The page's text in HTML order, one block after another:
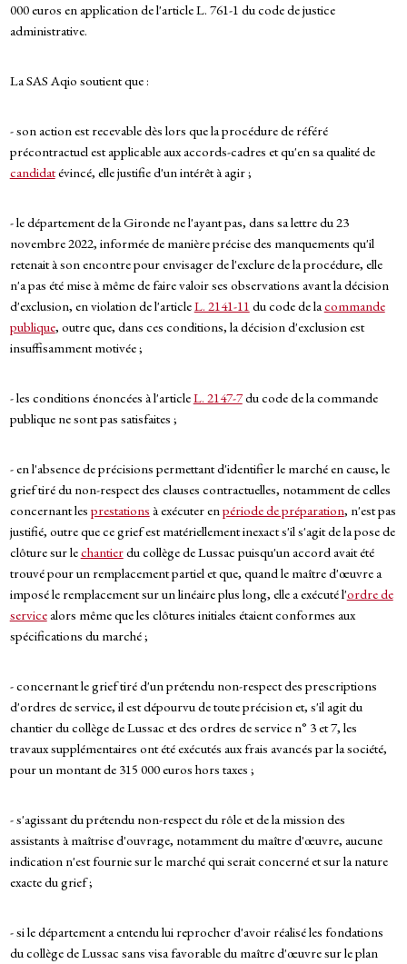
000 euros en application de l'article L. 761-1 du code de justice
administrative.
La SAS Aqio soutient que :
- son action est recevable dès lors que la procédure de référé
précontractuel est applicable aux accords-cadres et qu'en sa qualité de
candidatévincé, elle justifie d'un intérêt à agir ;
- le département de la Gironde ne l'ayant pas, dans sa lettre du 23
novembre 2022, informée de manière précise des manquements qu'il
retenait à son encontre pour envisager de l'exclure de la procédure, elle
n'a pas été mise à même de faire valoir ses observations avant la décision
d'exclusion, en violation de l'articleL. 2141-11 du code de lacommande
publique, outre que, dans ces conditions, la décision d'exclusion est
insuffisamment motivée ;
- les conditions énoncées à l'articleL. 2147-7du code de la commande
publique ne sont pas satisfaites ;
- en l'absence de précisions permettant d'identifier le marché en cause, le
grief tiré du non-respect des clauses contractuelles, notamment de celles
concernant les prestations à exécuter enpériode de préparation, n'est pas
justifié, outre que ce grief est matériellement inexact s'il s'agit de la pose de
clôture sur lechantierdu collège de Lussac puisqu'un accord avait été
trouvé pour un remplacement partiel et que, quand le maître d'œuvre a
imposé le remplacement sur un linéaire plus long, elle a exécuté l'ordre de
servicealors même que les clôtures initiales étaient conformes aux
spécifications du marché ;
- concernant le grief tiré d'un prétendu non-respect des prescriptions
d'ordres de service, il est dépourvu de toute précision et, s'il agit du
chantier du collège de Lussac et des ordres de service n° 3 et 7, les
travaux supplémentaires ont été exécutés aux frais avancés par la société,
pour un montant de 315 000 euros hors taxes ;
- s'agissant du prétendu non-respect du rôle et de la mission des
assistants à maîtrise d'ouvrage, notamment du maître d'œuvre, aucune
indication n'est fournie sur le marché qui serait concerné et sur la nature
exacte du grief ;
- si le département a entendu lui reprocher d'avoir réalisé les fondations
du collège de Lussac sans visa favorable du maître d'œuvre sur le plan